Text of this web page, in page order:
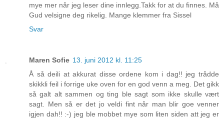
mye mer når jeg leser dine innlegg.Takk for at du finnes. Må
Gud velsigne deg rikelig. Mange klemmer fra Sissel
Svar
Maren Sofie 13. juni 2012 kl. 11:25
Å så deili at akkurat disse ordene kom i dag!! jeg trådde
skikkli feil i forrige uke oven for en god venn a meg. Det gikk
så galt alt sammen og ting ble sagt som ikke skulle vært
sagt. Men så er det jo veldi fint når man blir goe venner
igjen dah!! :-) jeg ble mobbet mye som liten siden att jeg er